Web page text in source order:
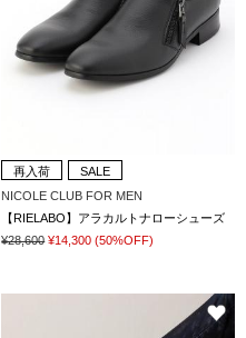
再入荷
SALE
NICOLE CLUB FOR MEN
【RIELABO】アラカルトナローシューズ
¥28,600 ¥14,300 (50%OFF)